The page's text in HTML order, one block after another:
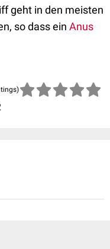
geht in den meisten
so dass ein Anus